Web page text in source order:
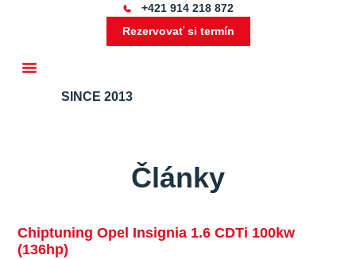
+421 914 218 872
Rezervovať si termín
SINCE 2013
Články
Chiptuning Opel Insignia 1.6 CDTi 100kw
(136hp)